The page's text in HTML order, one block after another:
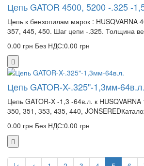
Цепь GATOR 4500, 5200 -.325 -
Цепь к бензопилам марок : HUSQVARNA
357, 445, 450. Шаг цепи -.325. Толщина
0.00 грн Без НДС:0.00 грн
Цепь GATOR-X-.325"-1,3мм-64в.л.
Цепь GATOR-X -1,3 -64в.л. к
350, 351, 353, 435, 440,
0.00 грн Без НДС:0.00 грн